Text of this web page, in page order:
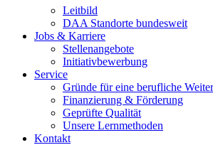
Leitbild
DAA Standorte bundesweit
Jobs & Karriere
Stellenangebote
Initiativbewerbung
Service
Gründe für eine berufliche
Finanzierung & Förderung
Geprüfte Qualität
Unsere Lernmethoden
Kontakt